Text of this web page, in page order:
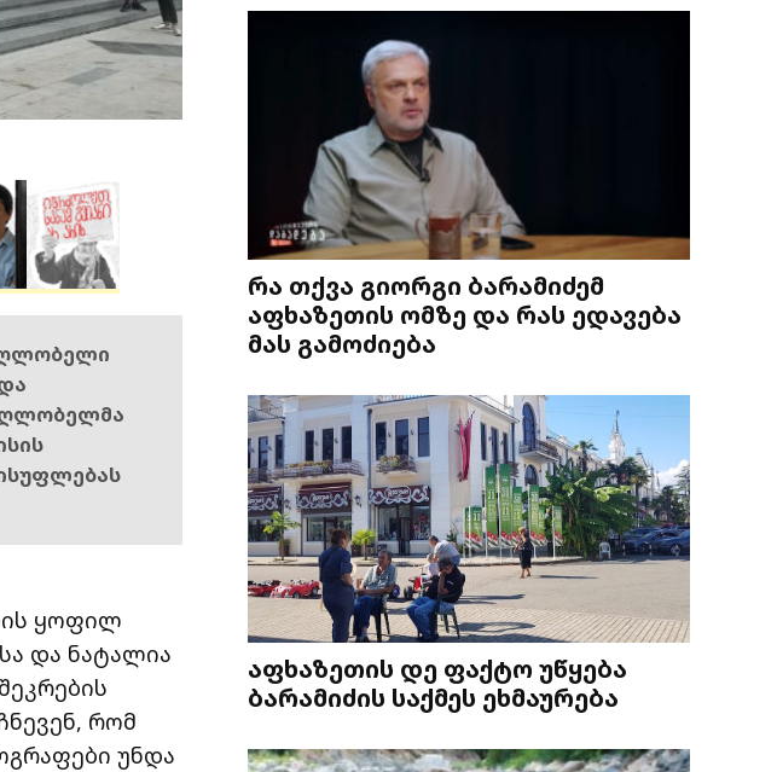
ყოფილ
და ნატალია
რომ
უნდა
რა თქვა გიორგი ბარამიძემ
აფხაზეთის ომზე და რას ედავება
მას გამოძიება
აფხაზეთის დე ფაქტო უწყება
ბარამიძის საქმეს ეხმაურება